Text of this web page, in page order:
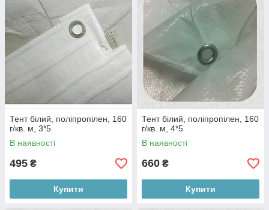
Тент білий, поліпропілен, 160
г/кв. м, 3*5
В наявності
495 ₴
Купити
Тент білий, поліпропілен, 160
г/кв. м, 4*5
В наявності
660 ₴
Купити